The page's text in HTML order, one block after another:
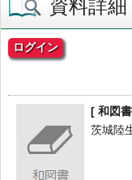
資料詳細
ログイン
[ 和図
茨城陸